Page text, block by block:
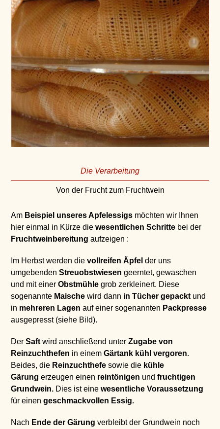
Die Verarbeitung
Von der Frucht zum Fruchtwein
Am Beispiel unseres Apfelessigs möchten wir Ihnen
hier einmal in Kürze diewesentlichen Schritte bei der
Fruchtweinbereitung aufzeigen :
Im Herbst werden dievollreifen Äpfel der uns
umgebendenStreuobstwiesen geerntet, gewaschen
und mit einerObstmühle grob zerkleinert. Diese
sogenannte Maische wird dann in Tücher gepackt und
in mehreren Lagen auf einer sogenannten Packpresse
ausgepresst (siehe Bild).
DerSaft wird anschließend unterZugabe von
Reinzuchthefen in einemGärtank kühl vergoren.
Beides, die Reinzuchthefe sowie die kühle
Gärung erzeugen einen reintönigen undfruchtigen
Grundwein. Dies ist einewesentliche Voraussetzung
für einengeschmackvollen Essig.
Nach Ende der Gärung verbleibt der Grundwein noch